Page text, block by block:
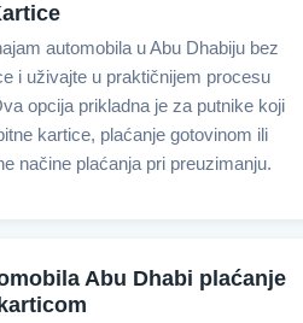
automobila u Abu Dhabiju bez
i uživajte u praktičnijem procesu
opcija prikladna je za putnike koji
kartice, plaćanje gotovinom ili
načine plaćanja pri preuzimanju.
Abu Dhabi plaćanje